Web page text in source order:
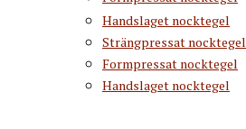
Handslaget nocktegel
Strängpressat nocktegel
Formpressat nocktegel
Handslaget nocktegel